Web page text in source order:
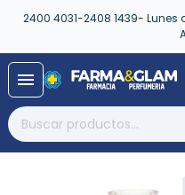
2400 4031-2408 1439- Lunes
menu